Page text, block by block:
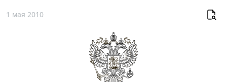
1 мая 2010